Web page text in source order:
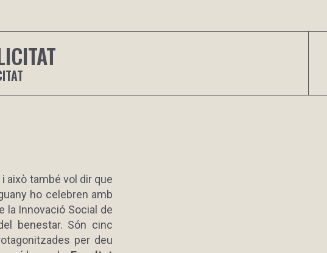
i això també vol dir que
ho celebren amb
la Innovació Social de
benestar. Són cinc
per deu